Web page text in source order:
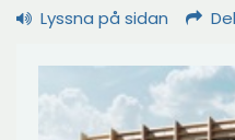
Lyssna på sidan